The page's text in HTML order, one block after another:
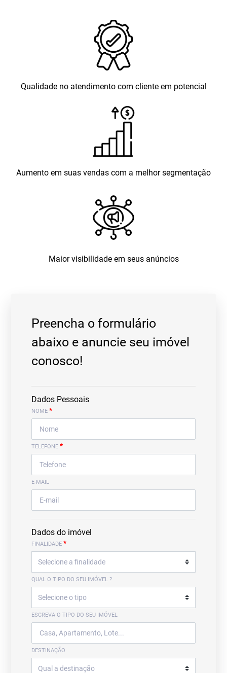
Qualidade no atendimento com cliente em potencial
Aumento em suas vendas com a melhor segmentação
Maior visibilidade em seus anúncios
Preencha o formulário
abaixo e anuncie seu imóvel
conosco!
Dados Pessoais
NOME*
TELEFONE*
E-MAIL
Dados do imóvel
FINALIDADE*
QUAL O TIPO DO SEU IMÓVEL ?
ESCREVA O TIPO DO SEU IMÓVEL
DESTINAÇÃO